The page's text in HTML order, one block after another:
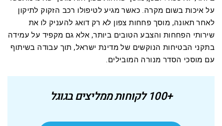
על איכות בשום מקרה. כאשר מגיע לטיפולו רכב הזקוק לתיקון
לאחר תאונה, מוסך פחחות צפון לא רק דואג להעניק לו את
שירותי הפחחות והצבע הטובים ביותר, אלא גם מקפיד על עמידה
בתקני הבטיחות הנוקשים של מדינת ישראל, תוך עבודה בשיתוף
עם מוסכי הסדר מנורה המובילים.
+100 לקוחות ממליצים בגוגל